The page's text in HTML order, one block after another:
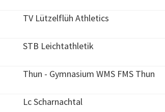
TV Lützelflüh Athletics
STB Leichtathletik
Thun - Gymnasium WMS FMS Thun
Lc Scharnachtal